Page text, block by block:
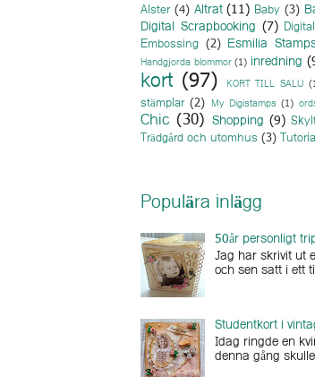
Alster (4) Altrat (11) Baby (3)
Digital Scrapbooking (7)
Embossing (2) Esmilia
Handgjorda blommor (1) inredning
kort (97) KORT TILL SALU
stämplar (2) My Digistamps (1)
Chic (30) Shopping (9)
Trädgård och utomhus (3)
Populära inlägg
50år personligt
Jag har skrivit ut
och sen satt i ett
Studentkort i
Idag ringde en
denna gång